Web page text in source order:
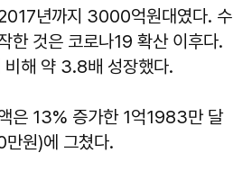
년까지 3000억원대였다. 수
한 것은 코로나19 확산 이후다.
해 약 3.8배 성장했다.
은 13% 증가한 1억1983만 달
원)에 그쳤다.